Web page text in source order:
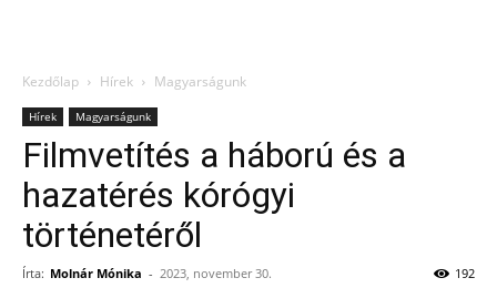
Kezdőlap Hírek Magyarságunk
Hírek Magyarságunk
Filmvetítés a háború és a
hazatérés kórógyi
történetéről
Írta: Molnár Mónika - 2023, november 30. 192